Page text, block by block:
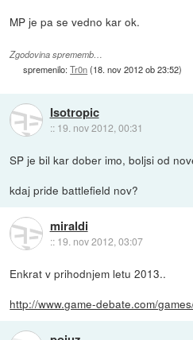
MP je pa se vedno kar ok.
Zgodovina sprememb…
spremenilo:Tr0n(18. nov 2012 ob 23:52)
Isotropic
:: 19. nov 2012, 00:31
SP je bil kar dober imo, boljsi od
kdaj pride battlefield nov?
miraldi
:: 19. nov 2012, 03:07
Enkrat v prihodnjem letu 2013..
http://www.game-debate.com/